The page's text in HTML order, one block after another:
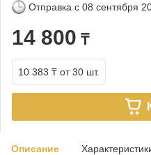
Отправка с 08 сентября
14 800 ₸
10 383 ₸ от 30 шт.
Описание